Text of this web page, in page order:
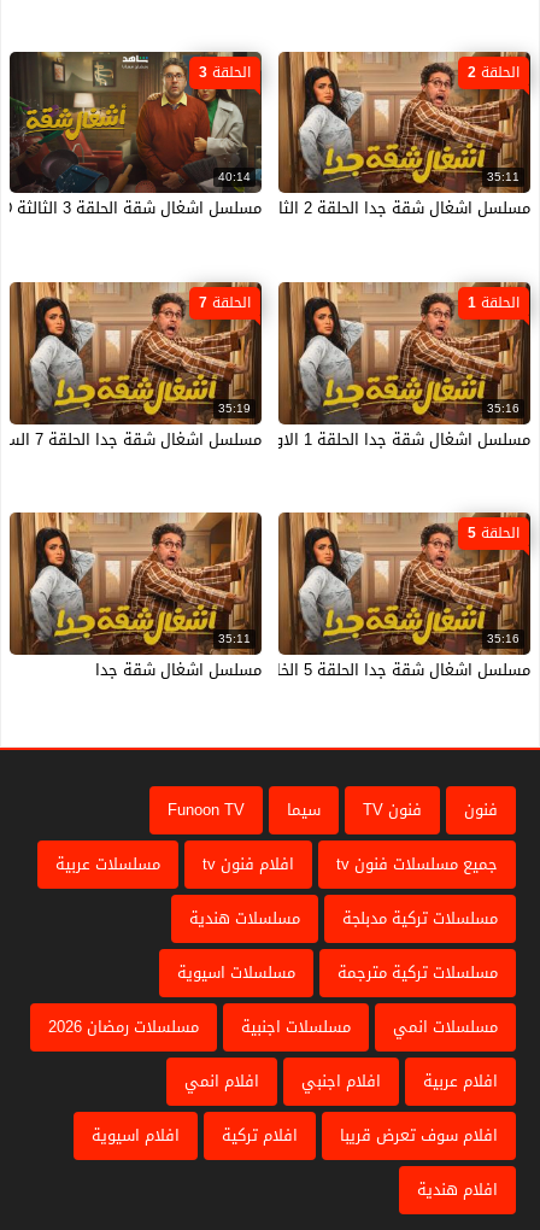
35:11
الحلقة 2
مسلسل اشغال شقة جدا الحلقة 2 الثانية HD
40:14
الحلقة 3
مسلسل اشغال شقة الحلقة 3 الثالثة HD
35:16
الحلقة 1
مسلسل اشغال شقة جدا الحلقة 1 الاولى HD
35:19
الحلقة 7
مسلسل اشغال شقة جدا الحلقة 7 السابعة HD
35:16
الحلقة 5
مسلسل اشغال شقة جدا الحلقة 5 الخامسة HD
35:11
مسلسل اشغال شقة جدا
فنون فنون TV سيما
Funoon TV
جميع مسلسلات فنون tv
افلام فنون tv
مسلسلات عربية
مسلسلات تركية مدبلجة
مسلسلات هندية
مسلسلات تركية مترجمة
مسلسلات اسيوية
مسلسلات انمي
مسلسلات اجنبية
مسلسلات رمضان 2026
افلام عربية
افلام اجنبي
افلام انمي
افلام سوف تعرض قريبا
افلام تركية
افلام اسيوية
افلام هندية